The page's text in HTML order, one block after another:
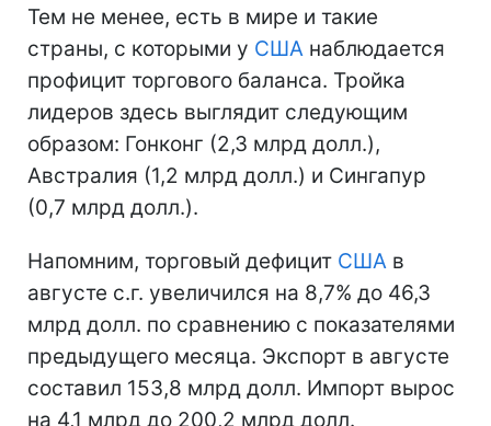
Тем не менее, есть в мире и такие
страны, с которыми у США наблюдается
профицит торгового баланса. Тройка
лидеров здесь выглядит следующим
образом: Гонконг (2,3 млрд долл.),
Австралия (1,2 млрд долл.) и Сингапур
(0,7 млрд долл.).
Напомним, торговый дефицит США в
августе с.г. увеличился на 8,7% до 46,3
млрд долл. по сравнению с показателями
предыдущего месяца. Экспорт в августе
составил 153,8 млрд долл. Импорт вырос
на 4,1 млрд до 200,2 млрд долл.